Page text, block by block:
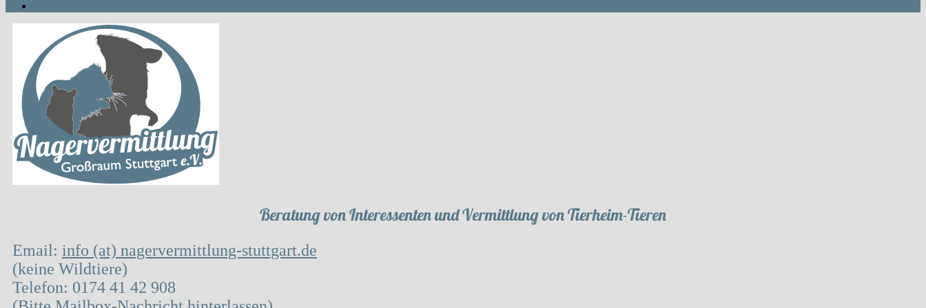
Beratung von Interessenten und Vermittlung von Tierheim-Tieren
Email: info (at) nagervermittlung-stuttgart.de
(keine Wildtiere)
Telefon: 0174 41 42 908